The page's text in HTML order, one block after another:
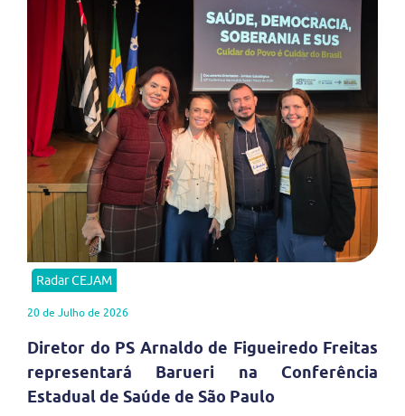
Radar CEJAM
20 de Julho de 2026
Diretor do PS Arnaldo de Figueiredo Freitas
representará Barueri na Conferência
Estadual de Saúde de São Paulo